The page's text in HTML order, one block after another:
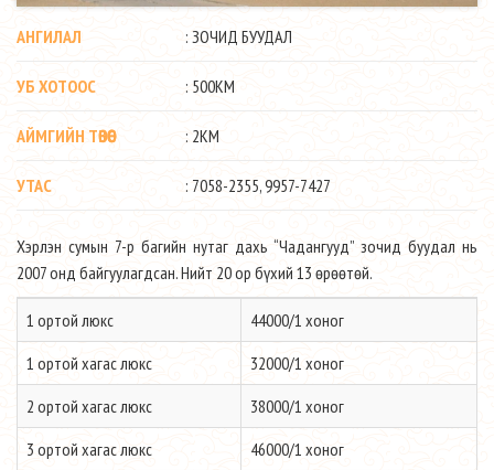
АНГИЛАЛ : ЗОЧИД БУУДАЛ
УБ ХОТООС : 500КМ
АЙМГИЙН ТӨВӨӨС : 2КМ
УТАС : 7058-2355, 9957-7427
Хэрлэн сумын 7-р багийн нутаг дахь “Чадангууд” зочид буудал нь
2007 онд байгуулагдсан. Нийт 20 ор бүхий 13 өрөөтөй.
1 ортой люкс
44000/1 хоног
1 ортой хагас люкс
32000/1 хоног
2 ортой хагас люкс
38000/1 хоног
3 ортой хагас люкс
46000/1 хоног